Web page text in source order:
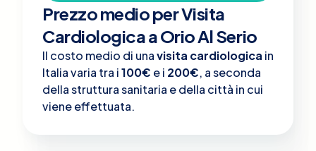
Prezzo medio per Visita
Cardiologica a Orio Al Serio
Il costo medio di unavisita cardiologica in
Italia varia tra i100€ e i 200€, a seconda
della struttura sanitaria e della città in cui
viene effettuata.